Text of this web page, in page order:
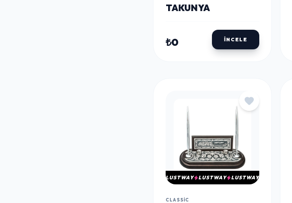
TAKUNYA
₺0 İNCELE
LUSTWAY LUSTWAY LUSTWAY
CLASSIC